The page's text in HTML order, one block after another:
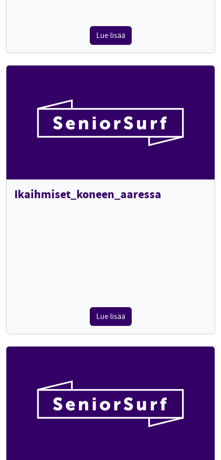
Lue lisää
Ikaihmiset_koneen_aaressa
Lue lisää